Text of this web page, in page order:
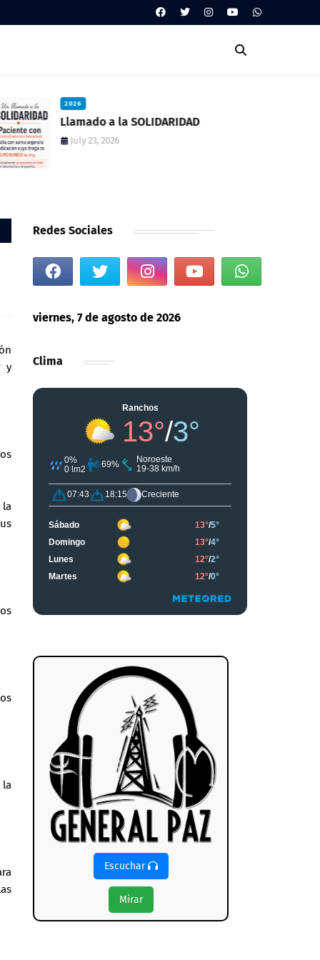
2026
Llamado a la SOLIDARIDAD
July 23, 2026
y
la
la
Redes Sociales
viernes, 7 de agosto de 2026
Clima
Escuchar
Mirar